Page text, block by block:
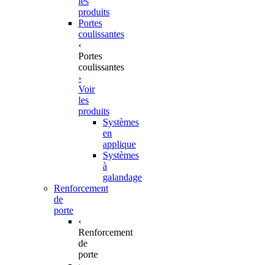
produits
Portes
coulissantes
‹
Portes
coulissantes
›
Voir
les
produits
Systèmes
en
applique
Systèmes
à
galandage
Renforcement
de
porte
‹
Renforcement
de
porte